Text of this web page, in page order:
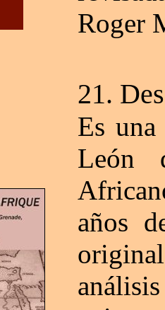
Roger
21.
Es
León
años